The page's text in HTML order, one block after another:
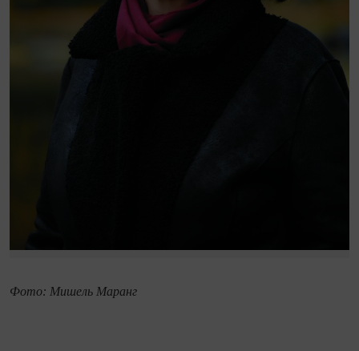
Фото: Мишель Маранг